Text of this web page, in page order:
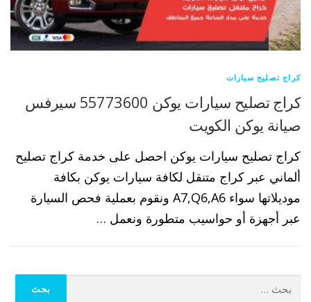
كراج تصليح سيارات
كراج تصليح سيارات يوكن 55773600 سيرفس
صيانة يوكن الكويت
كراج تصليح سيارات يوكن احصل على خدمة كراج تصليح
ألماني عبر كراج متنقل لكافة سيارات يوكن بكافة
موديلاتها سواء A7,Q6,A6 ونقوم بعملية فحص السيارة
عبر أجهزة أو حواسيب متطورة ونعمل …